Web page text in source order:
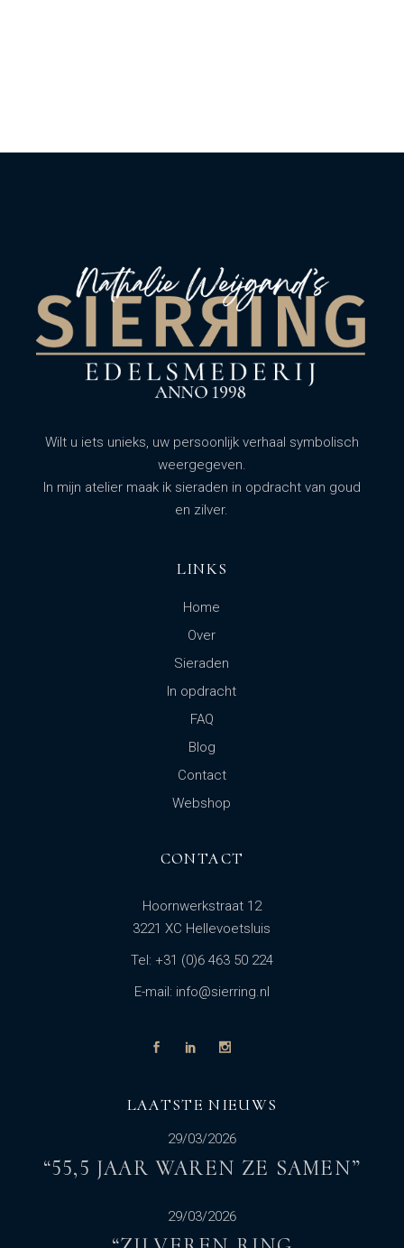
Wilt u iets unieks, uw persoonlijk verhaal symbolisch
weergegeven.
In mijn atelier maak ik sieraden in opdracht van goud
en zilver.
LINKS
Home
Over
Sieraden
In opdracht
FAQ
Blog
Contact
Webshop
CONTACT
Hoornwerkstraat 12
3221 XC Hellevoetsluis
Tel: +31 (0)6 463 50 224
E-mail: info@sierring.nl
LAATSTE NIEUWS
29/03/2026
“55,5 JAAR WAREN ZE SAMEN”
29/03/2026